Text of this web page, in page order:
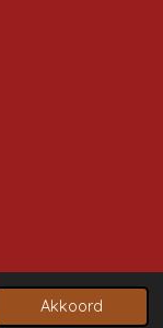
Akkoord